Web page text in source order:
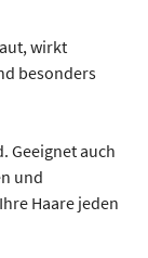
wirkt
besonders
auch
und
Haare jeden